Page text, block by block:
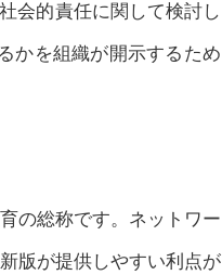
会的責任に関して検討し
かを組織が開示するため
の総称です。ネットワー
版が提供しやすい利点が